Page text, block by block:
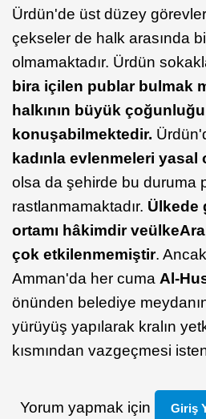
Ürdün'de üst düzey
çekseler de halk arasında
olmamaktadır. Ürdün
bira içilen publar bulmak
halkının büyük
konuşabilmektedir.
kadınla evlenmeleri
olsa da şehirde bu duruma
rastlanmamaktadır. Ülkede
ortamı hâkimdir veülke
çok etkilenmemiştir.
Amman'da her cuma Al-
önünden belediye
yürüyüş yapılarak kralın
kısmından vazgeçmesi
Yorum yapmak için Giriş